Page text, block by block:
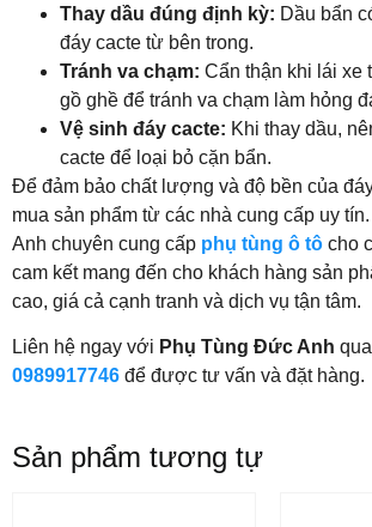
Thay dầu đúng định kỳ: Dầu bẩn
đáy cacte từ bên trong.
Tránh va chạm: Cẩn thận khi lái xe
gồ ghề để tránh va chạm làm hỏng
Vệ sinh đáy cacte: Khi thay dầu,
cacte để loại bỏ cặn bẩn.
Để đảm bảo chất lượng và độ bền của
mua sản phẩm từ các nhà cung cấp uy
Anh chuyên cung cấp phụ tùng ô tô cho
cam kết mang đến cho khách hàng sản
cao, giá cả cạnh tranh và dịch vụ tận tâm.
Liên hệ ngay với Phụ Tùng Đức Anh qua
0989917746 để được tư vấn và đặt hàng.
Sản phẩm tương tự